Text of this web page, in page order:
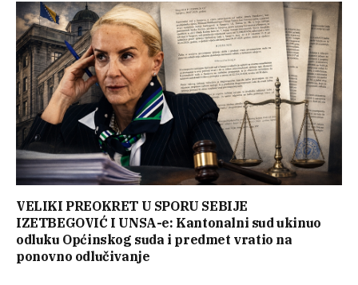
VELIKI PREOKRET U SPORU SEBIJE
IZETBEGOVIĆ I UNSA-e: Kantonalni sud ukinuo
odluku Općinskog suda i predmet vratio na
ponovno odlučivanje